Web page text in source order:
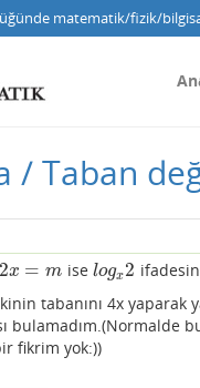
matematik/fizik/
/ Taban
2x = m
2x= m ise logx2
logx2
tabanını 4x yaparak
bulamadım.(Normalde
fikrim yok:))